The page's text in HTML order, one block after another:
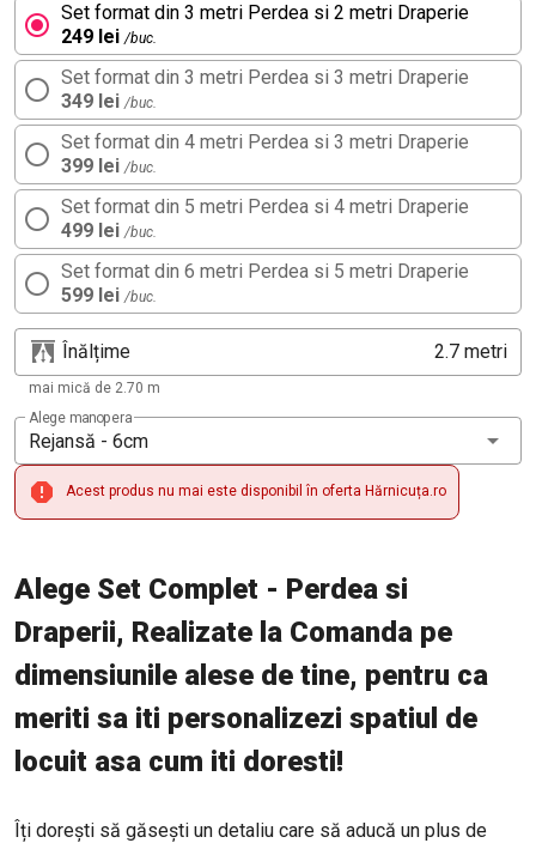
Set format din 3 metri Perdea si 2 metri Draperie
249 lei /buc.
Set format din 3 metri Perdea si 3 metri Draperie
349 lei /buc.
Set format din 4 metri Perdea si 3 metri Draperie
399 lei /buc.
Set format din 5 metri Perdea si 4 metri Draperie
499 lei /buc.
Set format din 6 metri Perdea si 5 metri Draperie
599 lei /buc.
Înălțime metri
mai mică de 2.70 m
Alege manopera
Rejansă - 6cm
Acest produs nu mai este disponibil în oferta Hărnicuța.ro
Alege Set Complet - Perdea si
Draperii, Realizate la Comanda pe
dimensiunile alese de tine, pentru ca
meriti sa iti personalizezi spatiul de
locuit asa cum iti doresti!
Îți dorești să găsești un detaliu care să aducă un plus de